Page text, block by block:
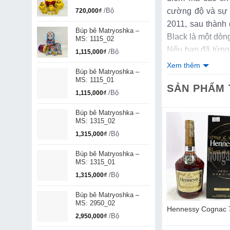
720,000₫ /Bộ
Búp bê Matryoshka –
MS: 1115_02
1,115,000₫ /Bộ
Búp bê Matryoshka –
MS: 1115_01
1,115,000₫ /Bộ
Búp bê Matryoshka –
MS: 1315_02
1,315,000₫ /Bộ
Búp bê Matryoshka –
MS: 1315_01
1,315,000₫ /Bộ
Búp bê Matryoshka –
MS: 2950_02
2,950,000₫ /Bộ
cường độ và sự
2011, sau thành
Black là một
Nếu bạn đã
sẽ thực sự làm
tinh túy đã xây
của khói vượt
Trong khi
độc đáo hơn
lạ nhất cho nhãn
Đặc điểm của
Màu sắc:Rượu
Hương vị:
miệng, cảm
kết thúc với
Xem thêm
SẢN PHẨM
Hennessy Cognac
Rượu John Walker & Sons
XR 21 Năm